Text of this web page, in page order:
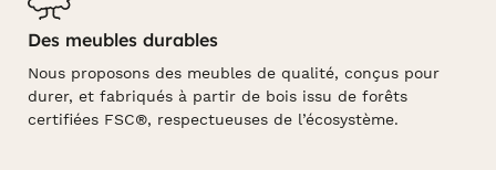
Des meubles durables
Nous proposons des meubles de qualité, conçus pour
durer, et fabriqués à partir de bois issu de forêts
certifiées FSC®, respectueuses de l’écosystème.